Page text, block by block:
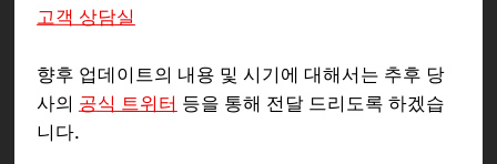
고객 상담실
향후 업데이트의 내용 및 시기에 대해서는 추후 당
사의 공식 트위터 등을 통해 전달 드리도록 하겠습
니다.